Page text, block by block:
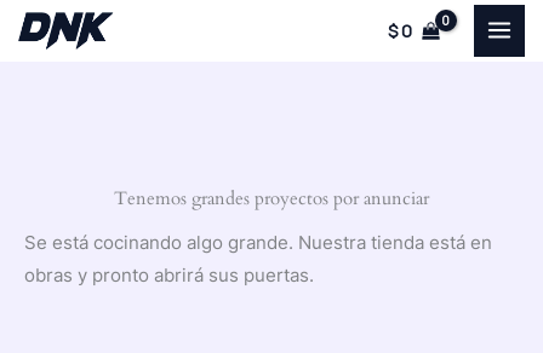
$0
Tenemos grandes proyectos por anunciar
Se está cocinando algo grande. Nuestra tienda está en
obras y pronto abrirá sus puertas.